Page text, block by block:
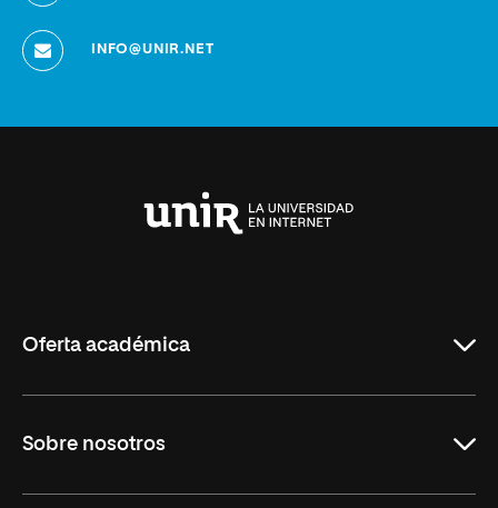
INFO@UNIR.NET
Oferta académica
Másteres Oficiales
Sobre nosotros